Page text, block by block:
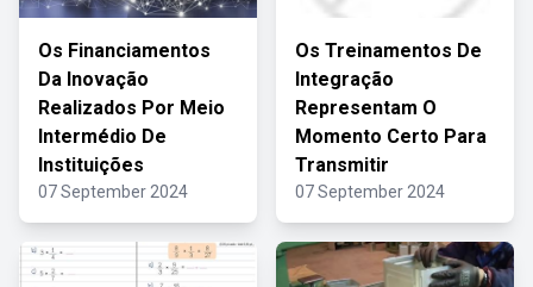
Os Financiamentos
Da Inovação
Realizados Por Meio
Intermédio De
Instituições
07 September 2024
Os Treinamentos De
Integração
Representam O
Momento Certo Para
Transmitir
07 September 2024